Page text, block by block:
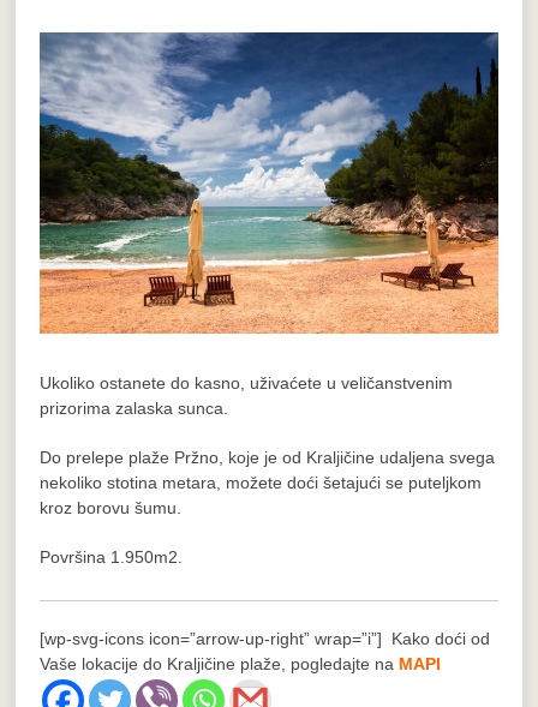
Ukoliko ostanete do kasno, uživaćete u veličanstvenim
prizorima zalaska sunca.
Do prelepe plaže Pržno, koje je od Kraljičine udaljena svega
nekoliko stotina metara, možete doći šetajući se puteljkom
kroz borovu šumu.
Površina 1.950m2.
[wp-svg-icons icon=”arrow-up-right” wrap=”i”] Kako doći od
Vaše lokacije do Kraljičine plaže, pogledajte na MAPI